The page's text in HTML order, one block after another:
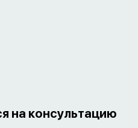
на консультацию